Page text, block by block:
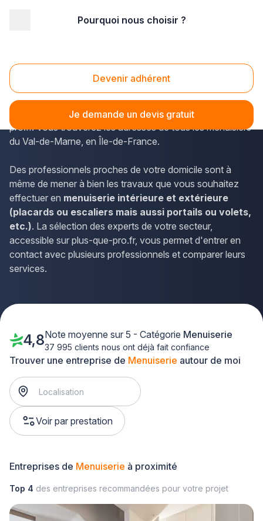
Pourquoi nous choisir ?
Devenir adhérent
Je demande un devis gratuit
Menuiserie Gentilly (94250)
Pour accéder aux noms et coordonnées des spécialistes
localisés à Gentilly, vous pouvez consulter plus-que-
pro.fr. Vous trouverez les adresses de tous les menuisiers
du Val-de-Marne, en Île-de-France.
Des professionnels proches de votre domicile sont à
même de mener à bien les travaux que vous souhaitez
effectuer en menuiserie intérieure et extérieure
(placards ou escaliers mais aussi portails ou volets,
etc.). La sélection des experts de votre secteur,
accessible sur plus-que-pro.fr, vous permet d'entrer en
contact avec plusieurs professionnels et comparer leurs
services.
Trouver une entreprise de Menuiserie autour de moi
Voir par prestation
4,8Note moyenne sur 5 - Catégorie Menuiserie
37 995 clients nous ont déjà fait confiance
Entreprises de Menuiserie à proximité
Top 4 des entreprises recommandées pour votre projet